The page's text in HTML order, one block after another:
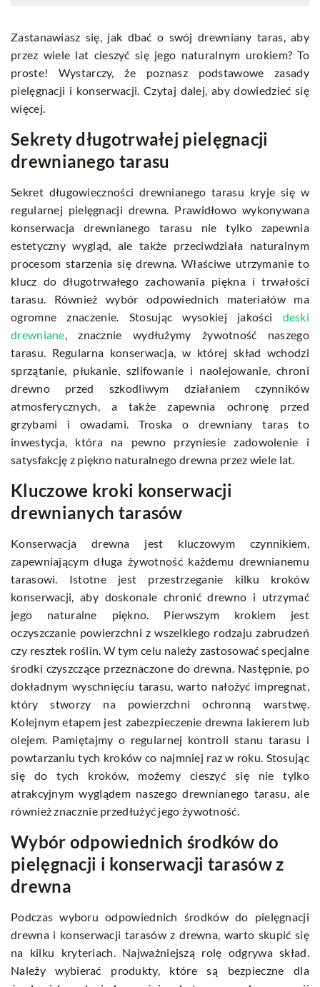
Zastanawiasz się, jak dbać o swój drewniany taras, aby
przez wiele lat cieszyć się jego naturalnym urokiem? To
proste! Wystarczy, że poznasz podstawowe zasady
pielęgnacji i konserwacji. Czytaj dalej, aby dowiedzieć się
więcej.
Sekrety długotrwałej pielęgnacji
drewnianego tarasu
Sekret długowieczności drewnianego tarasu kryje się w
regularnej pielęgnacji drewna. Prawidłowo wykonywana
konserwacja drewnianego tarasu nie tylko zapewnia
estetyczny wygląd, ale także przeciwdziała naturalnym
procesom starzenia się drewna. Właściwe utrzymanie to
klucz do długotrwałego zachowania piękna i trwałości
tarasu. Również wybór odpowiednich materiałów ma
ogromne znaczenie. Stosując wysokiej jakości deski
drewniane, znacznie wydłużymy żywotność naszego
tarasu. Regularna konserwacja, w której skład wchodzi
sprzątanie, płukanie, szlifowanie i naolejowanie, chroni
drewno przed szkodliwym działaniem czynników
atmosferycznych, a także zapewnia ochronę przed
grzybami i owadami. Troska o drewniany taras to
inwestycja, która na pewno przyniesie zadowolenie i
satysfakcję z piękno naturalnego drewna przez wiele lat.
Kluczowe kroki konserwacji
drewnianych tarasów
Konserwacja drewna jest kluczowym czynnikiem,
zapewniającym długa żywotność każdemu drewnianemu
tarasowi. Istotne jest przestrzeganie kilku kroków
konserwacji, aby doskonale chronić drewno i utrzymać
jego naturalne piękno. Pierwszym krokiem jest
oczyszczanie powierzchni z wszelkiego rodzaju zabrudzeń
czy resztek roślin. W tym celu należy zastosować specjalne
środki czyszczące przeznaczone do drewna. Następnie, po
dokładnym wyschnięciu tarasu, warto nałożyć impregnat,
który stworzy na powierzchni ochronną warstwę.
Kolejnym etapem jest zabezpieczenie drewna lakierem lub
olejem. Pamiętajmy o regularnej kontroli stanu tarasu i
powtarzaniu tych kroków co najmniej raz w roku. Stosując
się do tych kroków, możemy cieszyć się nie tylko
atrakcyjnym wyglądem naszego drewnianego tarasu, ale
również znacznie przedłużyć jego żywotność.
Wybór odpowiednich środków do
pielęgnacji i konserwacji tarasów z
drewna
Podczas wyboru odpowiednich środków do pielęgnacji
drewna i konserwacji tarasów z drewna, warto skupić się
na kilku kryteriach. Najważniejszą rolę odgrywa skład.
Należy wybierać produkty, które są bezpieczne dla